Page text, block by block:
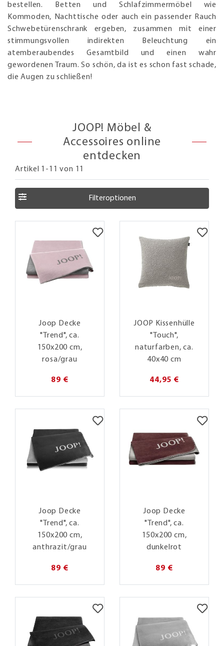
bestellen. Betten und Schlafzimmermöbel wie
Kommoden, Nachttische oder auch ein passender Rauch
Schwebetürenschrank ergeben, zusammen mit einer
stimmungsvollen indirekten Beleuchtung ein
atemberaubendes Gesamtbild und einen wahr
gewordenen Traum. So schön, da ist es schon fast schade,
die Augen zu schließen!
JOOP! Möbel &
Accessoires online
entdecken
Artikel 1-11 von 11
Filteroptionen
Joop Decke
"Trend", ca.
150x200 cm,
rosa/grau
89 €
JOOP Kissenhülle
"Touch",
naturfarben, ca.
40x40 cm
44,95 €
Joop Decke
"Trend", ca.
150x200 cm,
anthrazit/grau
89 €
Joop Decke
"Trend", ca.
150x200 cm,
dunkelrot
89 €